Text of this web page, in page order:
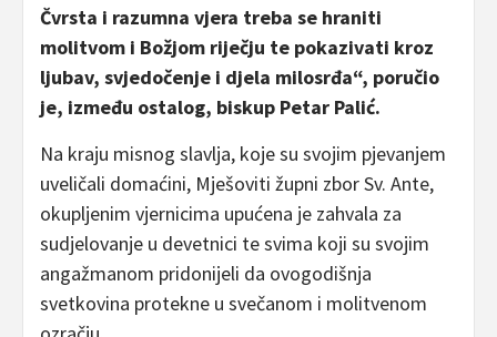
Čvrsta i razumna vjera treba se hraniti
molitvom i Božjom riječju te pokazivati kroz
ljubav, svjedočenje i djela milosrđa“, poručio
je, između ostalog, biskup Petar Palić.
Na kraju misnog slavlja, koje su svojim pjevanjem
uveličali domaćini, Mješoviti župni zbor Sv. Ante,
okupljenim vjernicima upućena je zahvala za
sudjelovanje u devetnici te svima koji su svojim
angažmanom pridonijeli da ovogodišnja
svetkovina protekne u svečanom i molitvenom